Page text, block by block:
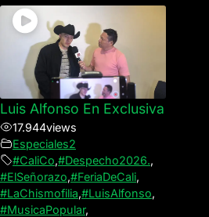
Luis Alfonso En Exclusiva
17.944views
Especiales2
#CaliCo,#Despecho2026.,
#ElSeñorazo,#FeriaDeCali,
#LaChismofilia,#LuisAlfonso,
#MusicaPopular,